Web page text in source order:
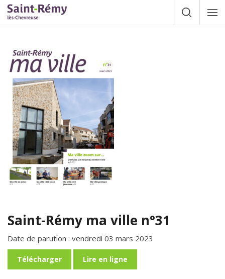
Gestion des traceurs
Afficher la
Saint-Rémy ma ville n°31
Date de parution : vendredi 03 mars 2023
Télécharger Lire en ligne